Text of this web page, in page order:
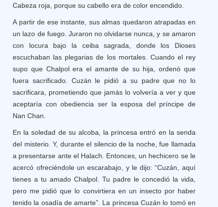
Cabeza roja, porque su cabello era de color encendido.
A partir de ese instante, sus almas quedaron atrapadas en
un lazo de fuego. Juraron no olvidarse nunca, y se amaron
con locura bajo la ceiba sagrada, donde los Dioses
escuchaban las plegarias de los mortales. Cuando el rey
supo que Chalpol era el amante de su hija, ordenó que
fuera sacrificado. Cuzán le pidió a su padre que no lo
sacrificara, prometiendo que jamás lo volvería a ver y que
aceptaría con obediencia ser la esposa del príncipe de
Nan Chan.
En la soledad de su alcoba, la princesa entró en la senda
del misterio. Y, durante el silencio de la noche, fue llamada
a presentarse ante el Halach. Entonces, un hechicero se le
acercó ofreciéndole un escarabajo, y le dijo: “Cuzán, aquí
tienes a tu amado Chalpol. Tu padre le concedió la vida,
pero me pidió que lo convirtiera en un insecto por haber
tenido la osadía de amarte”. La princesa Cuzán lo tomó en